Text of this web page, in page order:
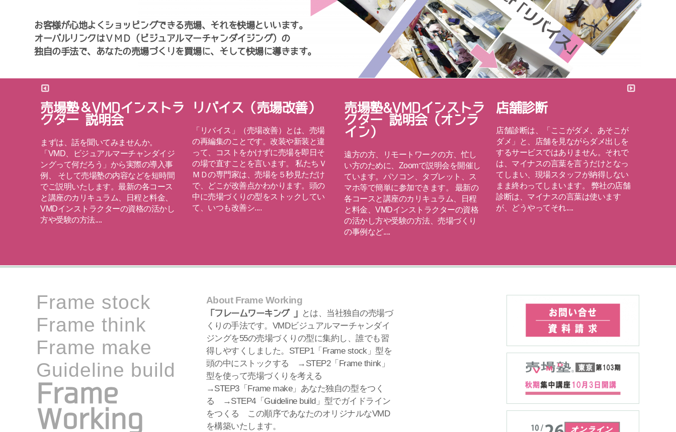
お客様が心地よくショッピングできる売場、それを快場といいます。
オーバルリンクはＶＭＤ（ビジュアルマーチャンダイジング）の
独自の手法で、あなたの売場づくりを買場に、そして快場に導きます。
売場塾＆VMDインストラ
クター 説明会
まずは、話を聞いてみませんか。
「VMD、ビジュアルマーチャンダイジ
ングって何だろう」から実際の導入事
例、 そして売場塾の内容などを短時間
でご説明いたします。最新の各コース
と講座のカリキュラム、日程と料金、
VMDインストラクターの資格の活かし
方や受験の方法....
リバイス（売場改善）
「リバイス」（売場改善）とは、売場
の再編集のことです。改装や新装と違
って、コストをかけずに売場を即日そ
の場で直すことを言います。 私たちＶ
ＭＤの専門家は、売場を５秒見ただけ
で、どこが改善点かわかります。頭の
中に売場づくりの型をストックしてい
て、いつも改善シ....
売場塾&VMDインストラ
クター 説明会（オンラ
イン）
遠方の方、リモートワークの方、忙し
い方のために、Zoomで説明会を開催し
ています。パソコン、タブレット、ス
マホ等で簡単に参加できます。 最新の
各コースと講座のカリキュラム、日程
と料金、VMDインストラクターの資格
の活かし方や受験の方法、売場づくり
の事例など....
店舗診断
店舗診断は、「ここがダメ、あそこが
ダメ」と、店舗を見ながらダメ出しを
するサービスではありません。それで
は、マイナスの言葉を言うだけとなっ
てしまい、現場スタッフが納得しない
まま終わってしまいます。 弊社の店舗
診断は、マイナスの言葉は使います
が、どうやってそれ....
Frame stock
Frame think
Frame make
Guideline build
Frame
Working
About Frame Working
「フレームワーキング®」
とは、当社独自の売場づ
くりの手法です。VMDビジュアルマーチャンダイ
ジングを55の売場づくりの型に集約し、誰でも習
得しやすくしました。STEP1「Frame stock」型を
頭の中にストックする →STEP2「Frame think」
型を使って売場づくりを考える
→STEP3「Frame make」あなた独自の型をつく
る →STEP4「Guideline build」型でガイドライン
をつくる この順序であなたのオリジナルなVMD
を構築いたします。